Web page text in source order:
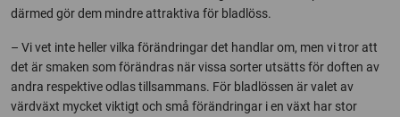
därmed gör dem mindre attraktiva för bladlöss.
– Vi vet inte heller vilka förändringar det handlar om, men vi tror att
det är smaken som förändras när vissa sorter utsätts för doften av
andra respektive odlas tillsammans. För bladlössen är valet av
värdväxt mycket viktigt och små förändringar i en växt har stor